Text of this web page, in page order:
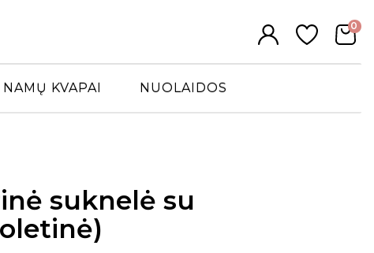
0
NAMŲ KVAPAI NUOLAIDOS
suknelė su